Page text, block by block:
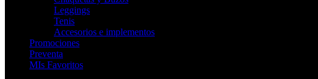
Leggings
Tenis
Accesorios e implementos
Promociones
Preventa
MIs Favoritos